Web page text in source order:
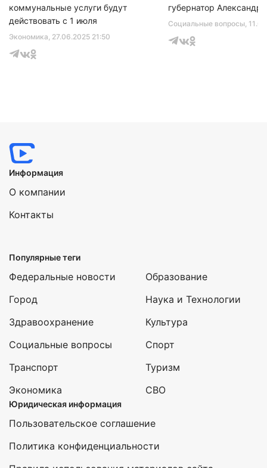
Экономика, 27.06.2025 21:50
коммунальные услуги будут
действовать с 1 июля
Социальные вопросы,
губернатор Александр
Информация
О компании
Контакты
Популярные теги
Федеральные новости
Город
Здравоохранение
Социальные вопросы
Транспорт
Экономика
Образование
Наука и Технологии
Культура
Спорт
Туризм
СВО
Юридическая информация
Пользовательское соглашение
Политика конфиденциальности